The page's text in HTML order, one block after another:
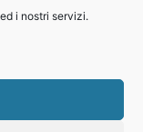
i nostri servizi.